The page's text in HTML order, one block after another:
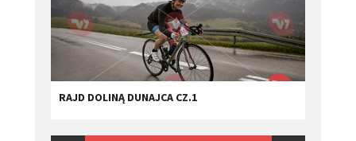
RAJD DOLINĄ DUNAJCA CZ.1